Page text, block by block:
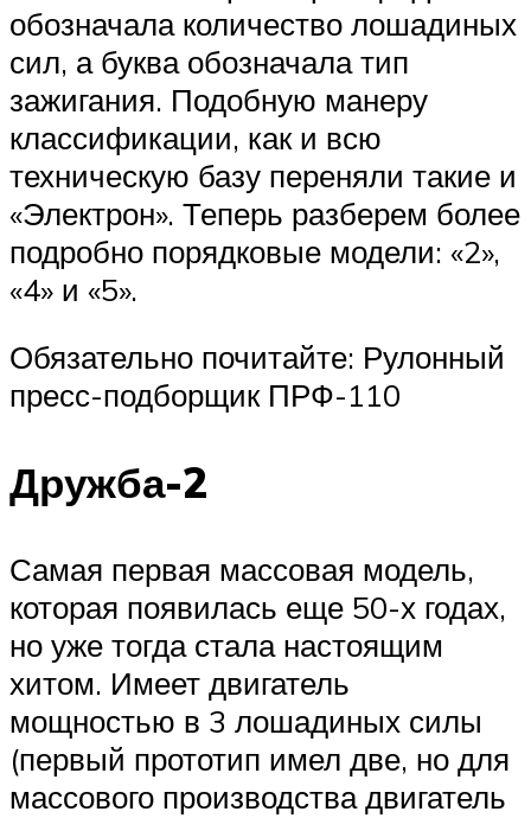
обозначала количество лошадиных
сил, а буква обозначала тип
зажигания. Подобную манеру
классификации, как и всю
техническую базу переняли такие и
«Электрон». Теперь разберем более
подробно порядковые модели: «2»,
«4» и «5».
Обязательно почитайте: Рулонный
пресс-подборщик ПРФ-110
Дружба-2
Самая первая массовая модель,
которая появилась еще 50-х годах,
но уже тогда стала настоящим
хитом. Имеет двигатель
мощностью в 3 лошадиных силы
(первый прототип имел две, но для
массового производства двигатель